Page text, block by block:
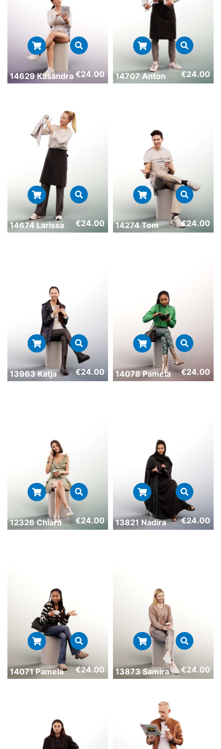
14629 Kasandra €24.00 14707 Anton €24.00
14674 Larissa €24.00 14274 Tom €24.00
13963 Katja €24.00 14078 Pamela €24.00
12326 Chiara €24.00 13821 Nadira €24.00
14071 Pamela €24.00 13873 Samira €24.00